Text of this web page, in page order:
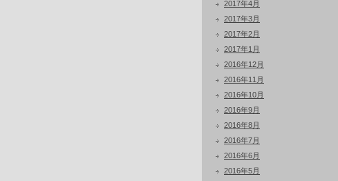
2017年4月
2017年3月
2017年2月
2017年1月
2016年12月
2016年11月
2016年10月
2016年9月
2016年8月
2016年7月
2016年6月
2016年5月